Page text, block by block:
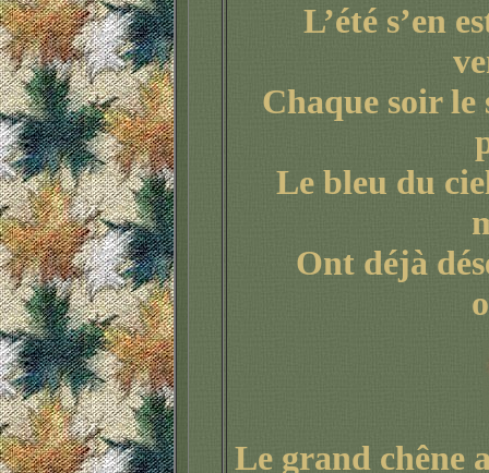
L’été s’en
Chaque soir le
Le bleu du
Ont déjà
Le grand chêne